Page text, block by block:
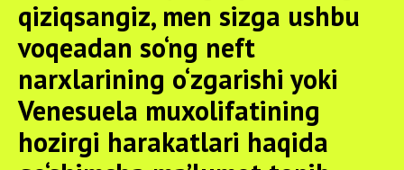
qiziqsangiz, men sizga ushbu
voqeadan so‘ng neft
narxlarining o‘zgarishi yoki
Venesuela muxolifatining
hozirgi harakatlari haqida